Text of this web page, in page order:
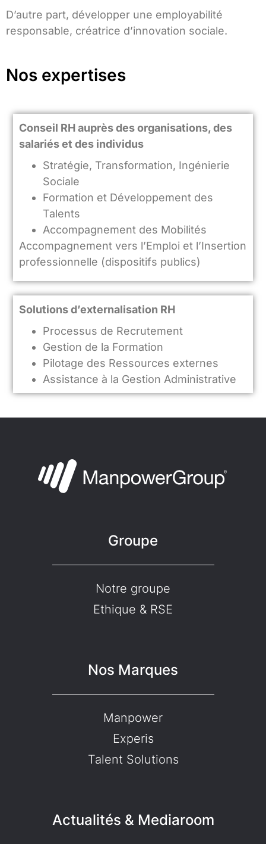
D’autre part, développer une employabilité
responsable, créatrice d’innovation sociale.
Nos expertises
Conseil RH auprès des organisations, des
salariés et des individus
Stratégie, Transformation, Ingénierie
Sociale
Formation et Développement des
Talents
Accompagnement des Mobilités
Accompagnement vers l’Emploi et l’Insertion
professionnelle (dispositifs publics)
Solutions d’externalisation RH
Processus de Recrutement
Gestion de la Formation
Pilotage des Ressources externes
Assistance à la Gestion Administrative
Groupe
Notre groupe
Ethique & RSE
Nos Marques
Manpower
Experis
Talent Solutions
Actualités & Mediaroom